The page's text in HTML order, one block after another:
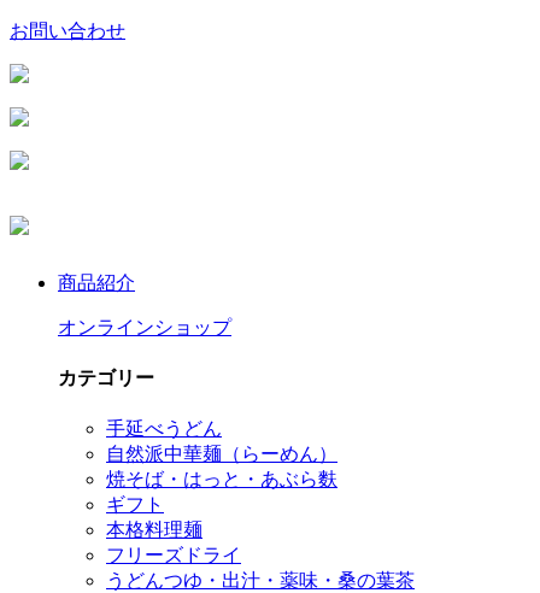
お問い合わせ
商品紹介
オンラインショップ
カテゴリー
手延べうどん
自然派中華麺（らーめん）
焼そば・はっと・あぶら麩
ギフト
本格料理麺
フリーズドライ
うどんつゆ・出汁・薬味・桑の葉茶